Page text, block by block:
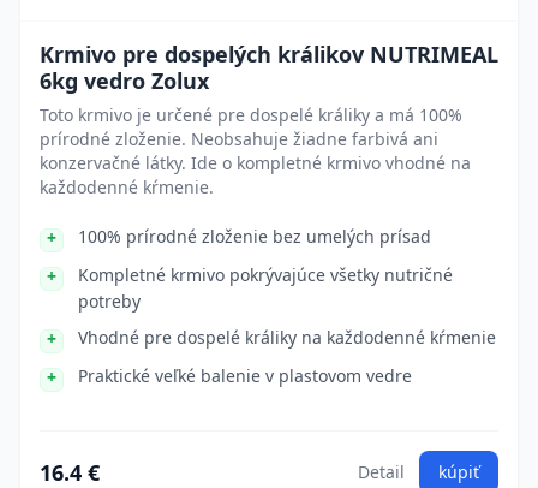
Krmivo pre dospelých králikov NUTRIMEAL
6kg vedro Zolux
Toto krmivo je určené pre dospelé králiky a má 100%
prírodné zloženie. Neobsahuje žiadne farbivá ani
konzervačné látky. Ide o kompletné krmivo vhodné na
každodenné kŕmenie.
100% prírodné zloženie bez umelých prísad
Kompletné krmivo pokrývajúce všetky nutričné
potreby
Vhodné pre dospelé králiky na každodenné kŕmenie
Praktické veľké balenie v plastovom vedre
16.4 € Detail kúpiť